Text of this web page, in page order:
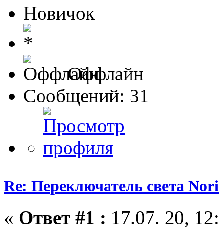
Новичок
Оффлайн
Сообщений: 31
Re: Переключатель света
« Ответ #1 : 17.07. 20,